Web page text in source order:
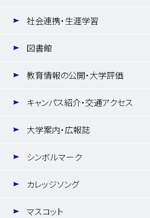
社会連携・生涯学習
図書館
教育情報の公開・大学評価
キャンパス紹介・交通アクセス
大学案内・広報誌
シンボルマーク
カレッジソング
マスコット